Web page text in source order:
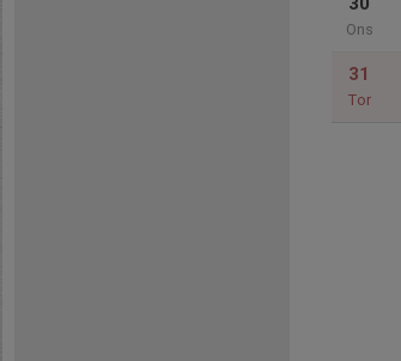
Ons
31
Tor